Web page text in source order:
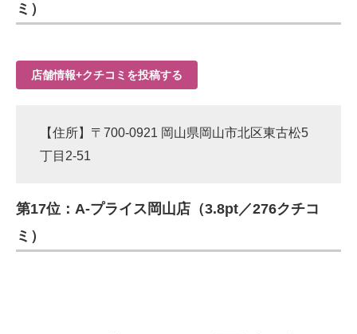
ミ）
店舗情報+クチコミを投稿する
【住所】〒700-0921 岡山県岡山市北区東古松5
丁目2-51
第17位：A-プライス岡山店（3.8pt／276クチコ
ミ）